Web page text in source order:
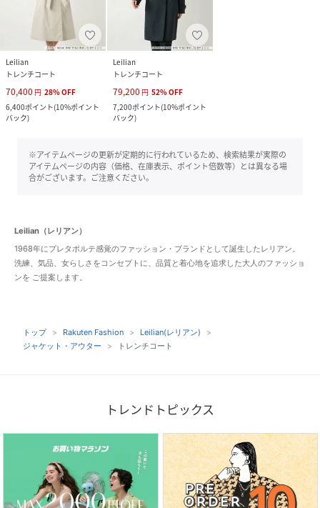
Leilian
トレンチコート
70,400 円 28%OFF
6,400ポイント(10%ポイント
バック)
Leilian
トレンチコート
79,200 円 52%OFF
7,200ポイント(10%ポイント
バック)
※アイテムページの更新が定期的に行われているため、検索結果が実際の
アイテムページの内容（価格、在庫表示、ポイント倍数等）とは異なる場
合がございます。ご注意ください。
Leilian（レリアン）
1968年にプレタポルテ感覚のファッション・ブランドとして誕生したレリアン。
洗練、気品、女らしさをコンセプトに、品質と着心地を追求した大人のファッショ
ンを ご提案します。
トップ Rakuten Fashion
Leilian(レリアン)
ジャケット・アウター
トレンチコート
トレンドトピックス